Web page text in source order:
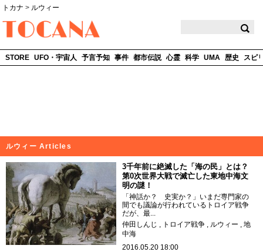
トカナ > ルウィー
STORE UFO・宇宙人 予言予知 事件 都市伝説 心霊 科学 UMA 歴史 スピ
ルウィー Articles
3千年前に絶滅した「海の民」とは？
第0次世界大戦で滅亡した東地中海文
明の謎！
「神話か？ 史実か？」いまだ専門家の
間でも議論が行われているトロイア戦争
だが、最...
仲田しんじ
トロイア戦争 ルウィー
地
中海
2016.05.20 18:00